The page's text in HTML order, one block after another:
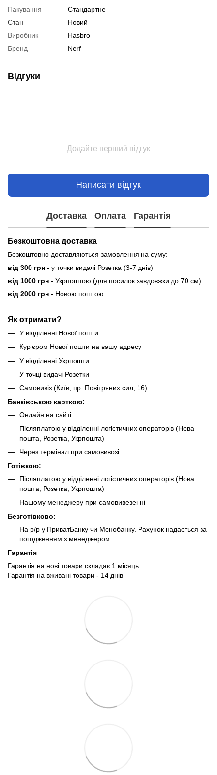
Пакування
Стандартне
Стан
Новий
Виробник
Hasbro
Бренд
Nerf
Відгуки
Додайте перший відгук
Написати відгук
Доставка Оплата Гарантія
Безкоштовна доставка
Безкоштовно доставляються замовлення на суму:
від 300 грн - у точки видачі Розетка (3-7 днів)
від 1000 грн - Укрпоштою (для посилок завдовжки до 70 см)
від 2000 грн - Новою поштою
Як отримати?
У відділенні Нової пошти
Кур'єром Нової пошти на вашу адресу
У відділенні Укрпошти
У точці видачі Розетки
Самовивіз (Київ, пр. Повітряних сил, 16)
Банківською карткою:
Онлайн на сайті
Післяплатою у відділенні логістичних операторів (Нова
пошта, Розетка, Укрпошта)
Через термінал при самовивозі
Готівкою:
Післяплатою у відділенні логістичних операторів (Нова
пошта, Розетка, Укрпошта)
Нашому менеджеру при самовивезенні
Безготівково:
На р/р у ПриватБанку чи Монобанку. Рахунок надається за
погодженням з менеджером
Гарантія
Гарантія на нові товари складає 1 місяць.
Гарантія на вживані товари - 14 днів.